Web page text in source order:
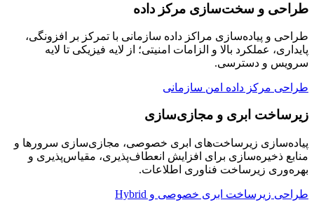
طراحی و سخت‌سازی مرکز داده
طراحی و پیاده‌سازی مراکز داده سازمانی با تمرکز بر افزونگی،
پایداری، عملکرد بالا و الزامات امنیتی؛ از لایه فیزیکی تا لایه
سرویس و دسترسی.
طراحی مرکز داده امن سازمانی
زیرساخت ابری و مجازی‌سازی
پیاده‌سازی زیرساخت‌های ابری خصوصی، مجازی‌سازی سرورها و
منابع ذخیره‌سازی برای افزایش انعطاف‌پذیری، مقیاس‌پذیری و
بهره‌وری زیرساخت فناوری اطلاعات.
طراحی زیرساخت ابری خصوصی و Hybrid